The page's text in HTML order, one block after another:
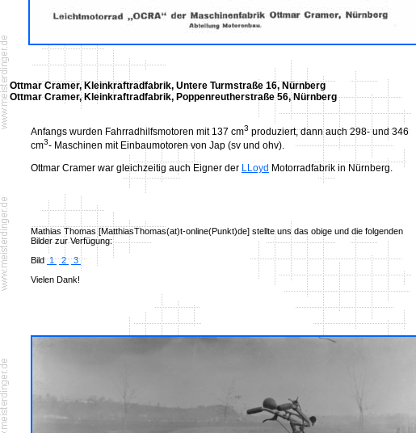
Ottmar Cramer, Kleinkraftradfabrik, Untere Turmstraße 16, Nürnberg
Ottmar Cramer, Kleinkraftradfabrik, Poppenreutherstraße 56, Nürnberg
Anfangs wurden Fahrradhilfsmotoren mit 137 cm3 produziert, dann auch 298- und 346
cm3- Maschinen mit Einbaumotoren von Jap (sv und ohv).
Ottmar Cramer war gleichzeitig auch Eigner der LLoyd Motorradfabrik in Nürnberg.
Mathias Thomas [MatthiasThomas(at)t-online(Punkt)de] stellte uns das obige und die folgenden
Bilder zur Verfügung:
Bild1 2 3
Vielen Dank!